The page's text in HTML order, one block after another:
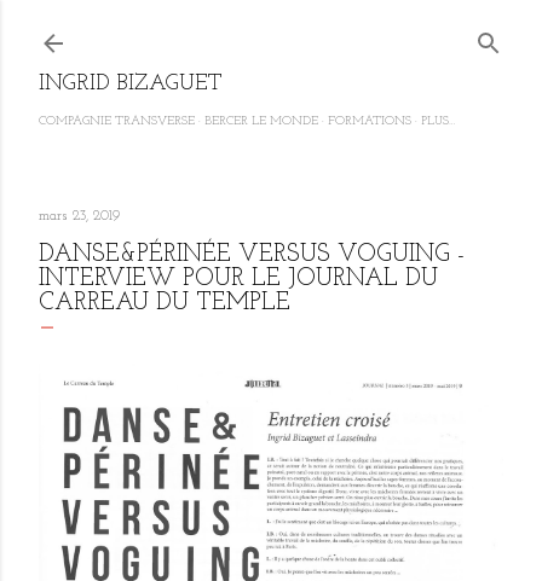
INGRID BIZAGUET
COMPAGNIE TRANSVERSE BERCER LE MONDE FORMATIONS PLUS…
mars 23, 2019
DANSE&PÉRINÉE VERSUS VOGUING -
INTERVIEW POUR LE JOURNAL DU
CARREAU DU TEMPLE